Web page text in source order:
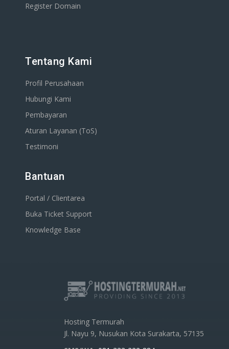
Register Domain
Tentang Kami
Profil Perusahaan
Hubungi Kami
Pembayaran
Aturan Layanan (ToS)
Testimoni
Bantuan
Portal / Clientarea
Buka Ticket Support
Knowledge Base
Hosting Termurah
Jl. Nayu 9, Nusukan Kota Surakarta, 57135